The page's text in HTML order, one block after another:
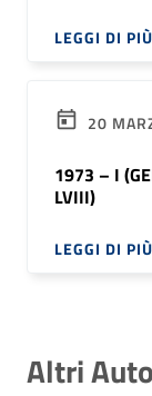
LEGGI DI PIÙ
20
1973 – I
LVIII)
LEGGI DI PIÙ
Altri